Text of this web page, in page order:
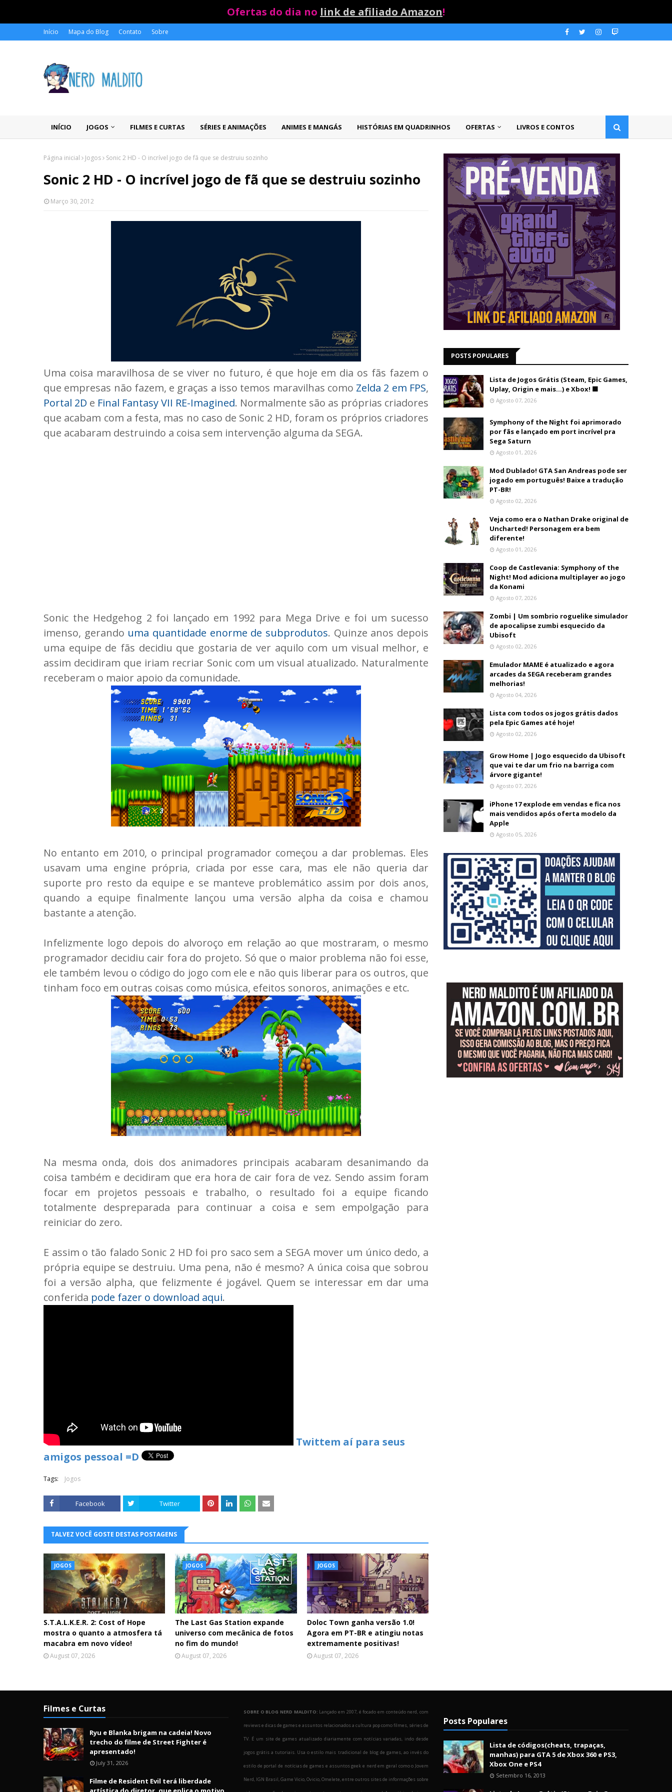
Ofertas do dia no link de afiliado Amazon!
Início Mapa do Blog Contato Sobre
INÍCIO JOGOS FILMES E CURTAS SÉRIES E ANIMAÇÕES ANIMES E MANGÁS HISTÓRIAS EM QUADRINHOS OFERTAS LIVROS E CONTOS
Página inicial Jogos Sonic 2 HD - O incrível jogo de fã que se destruiu sozinho
Sonic 2 HD - O incrível jogo de fã que se destruiu sozinho
Março 30, 2012
Uma coisa maravilhosa de se viver no futuro, é que hoje em dia os fãs fazem o
que empresas não fazem, e graças a isso temos maravilhas como Zelda 2 em FPS,
Portal 2D e Final Fantasy VII RE-Imagined. Normalmente são as próprias criadores
que acabam com a festa, mas no caso de Sonic 2 HD, foram os próprios criadores
que acabaram destruindo a coisa sem intervenção alguma da SEGA.
Sonic the Hedgehog 2 foi lançado em 1992 para Mega Drive e foi um sucesso
imenso, gerando uma quantidade enorme de subprodutos. Quinze anos depois
uma equipe de fãs decidiu que gostaria de ver aquilo com um visual melhor, e
assim decidiram que iriam recriar Sonic com um visual atualizado. Naturalmente
receberam o maior apoio da comunidade.
No entanto em 2010, o principal programador começou a dar problemas. Eles
usavam uma engine própria, criada por esse cara, mas ele não queria dar
suporte pro resto da equipe e se manteve problemático assim por dois anos,
quando a equipe finalmente lançou uma versão alpha da coisa e chamou
bastante a atenção.
Infelizmente logo depois do alvoroço em relação ao que mostraram, o mesmo
programador decidiu cair fora do projeto. Só que o maior problema não foi esse,
ele também levou o código do jogo com ele e não quis liberar para os outros, que
tinham foco em outras coisas como música, efeitos sonoros, animações e etc.
Na mesma onda, dois dos animadores principais acabaram desanimando da
coisa também e decidiram que era hora de cair fora de vez. Sendo assim foram
focar em projetos pessoais e trabalho, o resultado foi a equipe ficando
totalmente despreparada para continuar a coisa e sem empolgação para
reiniciar do zero.
E assim o tão falado Sonic 2 HD foi pro saco sem a SEGA mover um único dedo, a
própria equipe se destruiu. Uma pena, não é mesmo? A única coisa que sobrou
foi a versão alpha, que felizmente é jogável. Quem se interessar em dar uma
conferida pode fazer o download aqui.
Twittem aí para seus
amigos pessoal =D
Tags: Jogos
Facebook Twitter
TALVEZ VOCÊ GOSTE DESTAS POSTAGENS
JOGOS
S.T.A.L.K.E.R. 2: Cost of Hope
mostra o quanto a atmosfera tá
macabra em novo vídeo!
August 07, 2026
JOGOS
The Last Gas Station expande
universo com mecânica de fotos
no fim do mundo!
August 07, 2026
JOGOS
Doloc Town ganha versão 1.0!
Agora em PT-BR e atingiu notas
extremamente positivas!
August 07, 2026
POSTS POPULARES
Lista de Jogos Grátis (Steam, Epic Games,
Uplay, Origin e mais...) e Xbox! 🟩
Agosto 07, 2026
Symphony of the Night foi aprimorado
por fãs e lançado em port incrível pra
Sega Saturn
Agosto 01, 2026
Mod Dublado! GTA San Andreas pode ser
jogado em português! Baixe a tradução
PT-BR!
Agosto 02, 2026
Veja como era o Nathan Drake original de
Uncharted! Personagem era bem
diferente!
Agosto 01, 2026
Coop de Castlevania: Symphony of the
Night! Mod adiciona multiplayer ao jogo
da Konami
Agosto 07, 2026
Zombi | Um sombrio roguelike simulador
de apocalipse zumbi esquecido da
Ubisoft
Agosto 02, 2026
Emulador MAME é atualizado e agora
arcades da SEGA receberam grandes
melhorias!
Agosto 04, 2026
Lista com todos os jogos grátis dados
pela Epic Games até hoje!
Agosto 02, 2026
Grow Home | Jogo esquecido da Ubisoft
que vai te dar um frio na barriga com
árvore gigante!
Agosto 07, 2026
iPhone 17 explode em vendas e fica nos
mais vendidos após oferta modelo da
Apple
Agosto 05, 2026
Filmes e Curtas
Ryu e Blanka brigam na cadeia! Novo
trecho do filme de Street Fighter é
apresentado!
July 31, 2026
Filme de Resident Evil terá liberdade
SOBRE O BLOG NERD MALDITO: Lançado em 2007, é focado em conteúdo nerd, com
reviews e dicas de games e assuntos relacionados a cultura pop como filmes, séries de
TV. É um site de games atualizado diariamente com notícias variadas, indo desde
jogos grátis a tutoriais. Usa o estilo mais tradicional de blog de games, ao invés do
estilo de portal de notícias de games e assuntos geek e nerd em geral como o Jovem
Nerd, IGN Brasil, Game Vicio, Ovicio, Omelete, entre outros sites de informações sobre
Posts Populares
Lista de códigos(cheats, trapaças,
manhas) para GTA 5 de Xbox 360 e PS3,
Xbox One e PS4
Setembro 16, 2013